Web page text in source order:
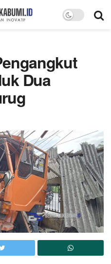
Dua